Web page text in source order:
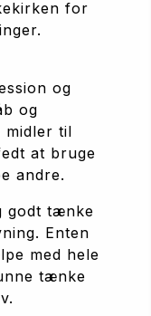
for
og
og
midler til
at bruge
andre.
godt tænke
Enten
med hele
tænke